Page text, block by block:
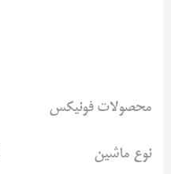
محصولات فونیکس
نوع ماشین